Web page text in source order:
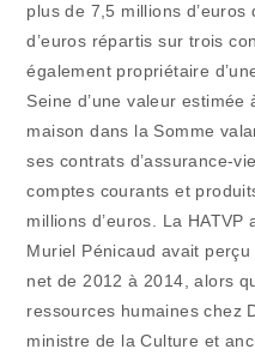
plus de 7,5 millions
d’euros répartis sur trois
également propriétaire
Seine d’une valeur estimée
maison dans la Somme
ses contrats d’assurance-
comptes courants et
millions d’euros. La
Muriel Pénicaud avait
net de 2012 à 2014, alors
ressources humaines chez
ministre de la Culture et